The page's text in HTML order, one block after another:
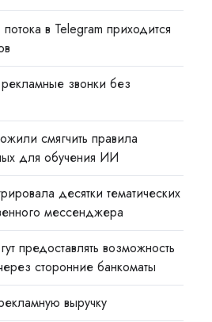
в Telegram приходится
звонки без
смягчить правила
для обучения ИИ
десятки тематических
мессенджера
предоставлять возможность
сторонние банкоматы
выручку